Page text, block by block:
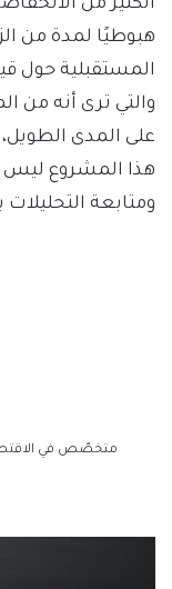
هبوطيًا لمدة من
المستقبلية حول
والتي ترى أنه من
على المدى الطويل،
هذا المشروع ليس
ومتابعة
متخصّص في الاقتصاد